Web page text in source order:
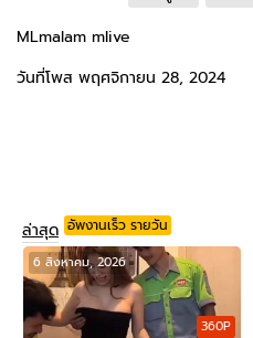
MLmalam mlive
วันที่โพส พฤศจิกายน 28, 2024
ล่าสุด อัพงานเร็ว รายวัน
360P
6 สิงหาคม, 2026